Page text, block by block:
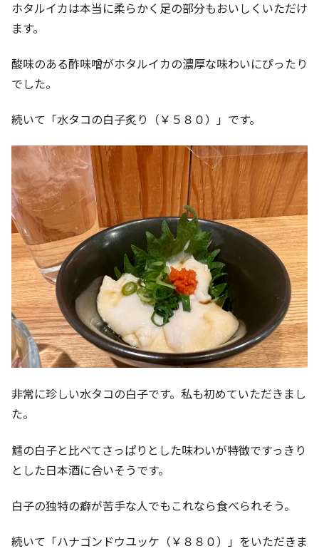
ホタルイカは本当に柔らかく足の部分もおいしくいただけ
ます。
酸味のある酢味噌がホタルイカの濃厚な味わいにぴったり
でした。
続いて「水タコの白子炙り（￥５８０）」です。
非常に珍しい水タコの白子です。私も初めていただきまし
た。
鱈の白子と比べてさっぱりとした味わいが特徴ですっきり
とした日本酒に合いそうです。
白子の独特の癖が苦手な人でもこれなら食べられそう。
続いて「ハナゴンドウユッケ（￥８８０）」をいただきま